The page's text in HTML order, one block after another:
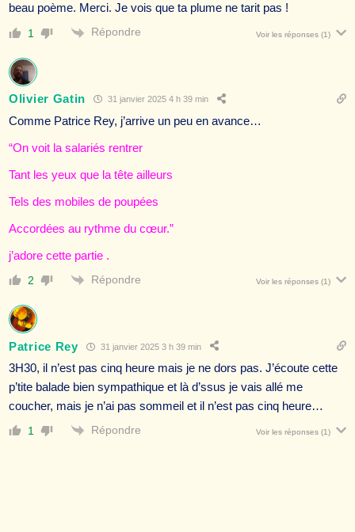
beau poème. Merci. Je vois que ta plume ne tarit pas !
1 Répondre Voir les réponses (1)
Olivier Gatin 31 janvier 2025 4 h 39 min
Comme Patrice Rey, j’arrive un peu en avance…
“On voit la salariés rentrer
Tant les yeux que la tête ailleurs
Tels des mobiles de poupées
Accordées au rythme du cœur.”
j’adore cette partie .
2 Répondre Voir les réponses (1)
Patrice Rey 31 janvier 2025 3 h 39 min
3H30, il n’est pas cinq heure mais je ne dors pas. J’écoute cette
p’tite balade bien sympathique et là d’ssus je vais allé me
coucher, mais je n’ai pas sommeil et il n’est pas cinq heure…
1 Répondre Voir les réponses (1)